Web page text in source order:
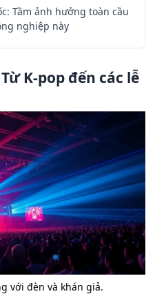
Tầm ảnh hưởng toàn cầu
nghiệp này
K-pop đến các lễ
với đèn và khán giả.